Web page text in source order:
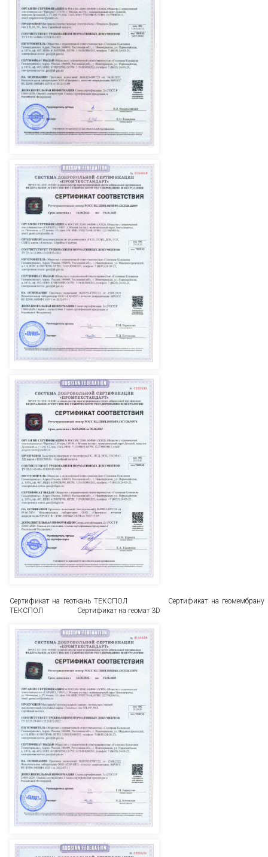
Сертификат на геоткань ТЕКСПОЛ Сертификат на геомембрану
ТЕКСПОЛ Сертификат на геомат 3D